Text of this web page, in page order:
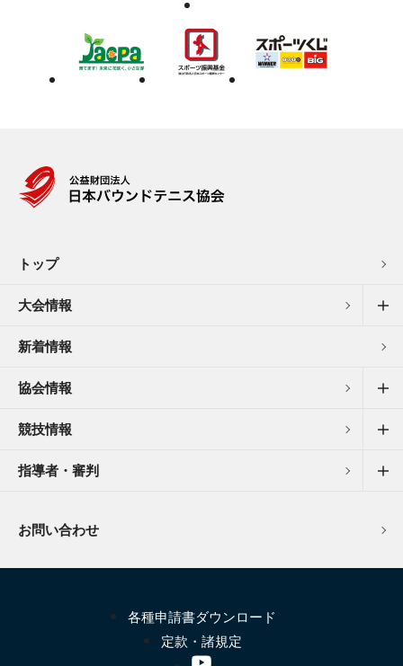
トップ
大会情報
新着情報
協会情報
競技情報
指導者・審判
お問い合わせ
各種申請書ダウンロード
定款・諸規定